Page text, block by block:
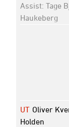
Assist: Tage
Haukeberg
UT Oliver
Holden